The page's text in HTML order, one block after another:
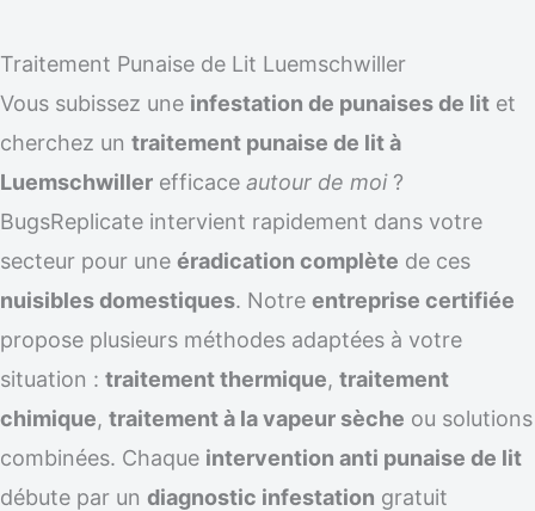
Traitement Punaise de Lit Luemschwiller
Vous subissez une infestation de punaises de lit et
cherchez un traitement punaise de lit à
Luemschwiller efficace autour de moi?
BugsReplicate intervient rapidement dans votre
secteur pour une éradication complète de ces
nuisibles domestiques. Notre entreprise certifiée
propose plusieurs méthodes adaptées à votre
situation : traitement thermique, traitement
chimique, traitement à la vapeur sèche ou solutions
combinées. Chaque intervention anti punaise de lit
débute par un diagnostic infestation gratuit